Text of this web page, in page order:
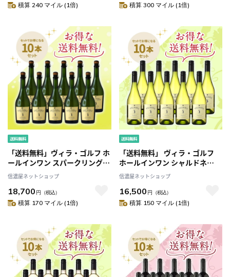
積算 240 マイル (1倍) 積算 300 マイル (1倍)
「送料無料」ヴィラ・ゴルフ ホ
ールインワン スパークリング
ブラン・ド・ブラン お得な10本
セット
信濃屋ネットショップ
18,700 円 （税込）
積算 170 マイル (1倍)
「送料無料」 ヴィラ・ゴルフ
ホールインワン シャルドネ
[2024] お得な10本セット
信濃屋ネットショップ
16,500 円 （税込）
積算 150 マイル (1倍)